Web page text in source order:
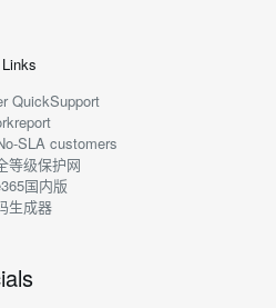
QuickSupport
SLA customers
等级保护网
国内版
生成器